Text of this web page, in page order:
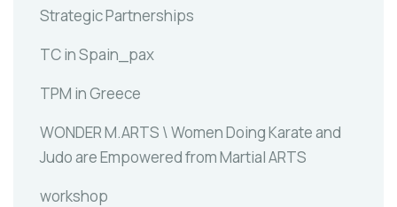
Strategic Partnerships
TC in Spain_pax
TPM in Greece
WONDER M.ARTS \ Women Doing Karate and
Judo are Empowered from Martial ARTS
workshop